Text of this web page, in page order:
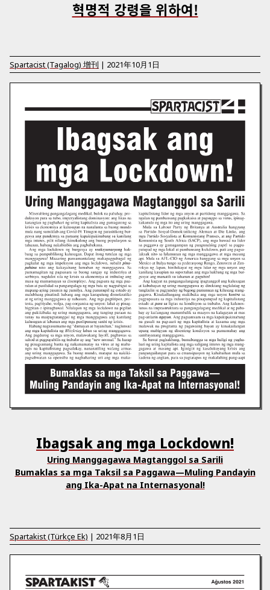
혁명적 강령을 위하여!
Spartacist (Tagalog) 增刊 | 2021年10月1日
Ibagsak ang mga Lockdown!
Uring Manggagawa Magtanggol sa Sarili
Bumaklas sa mga Taksil sa Paggawa—Muling Pandayin
ang Ika-Apat na Internasyonal!
Spartakist (Türkçe Ek) | 2021年8月1日